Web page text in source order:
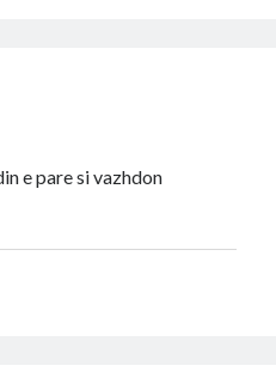
e pare si vazhdon